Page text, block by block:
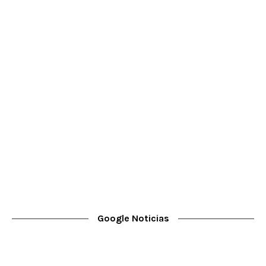
Google Noticias